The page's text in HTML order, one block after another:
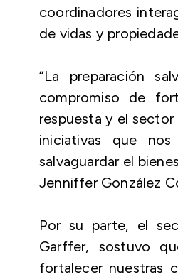
coordinadores
de vidas y
“La preparación
compromiso de
respuesta y el
iniciativas que
salvaguardar el
Jenniffer González
Por su parte, el
Garffer, sostuvo
fortalecer nuestras